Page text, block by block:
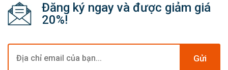
Đăng ký ngay và được giảm giá
20%!
Gửi